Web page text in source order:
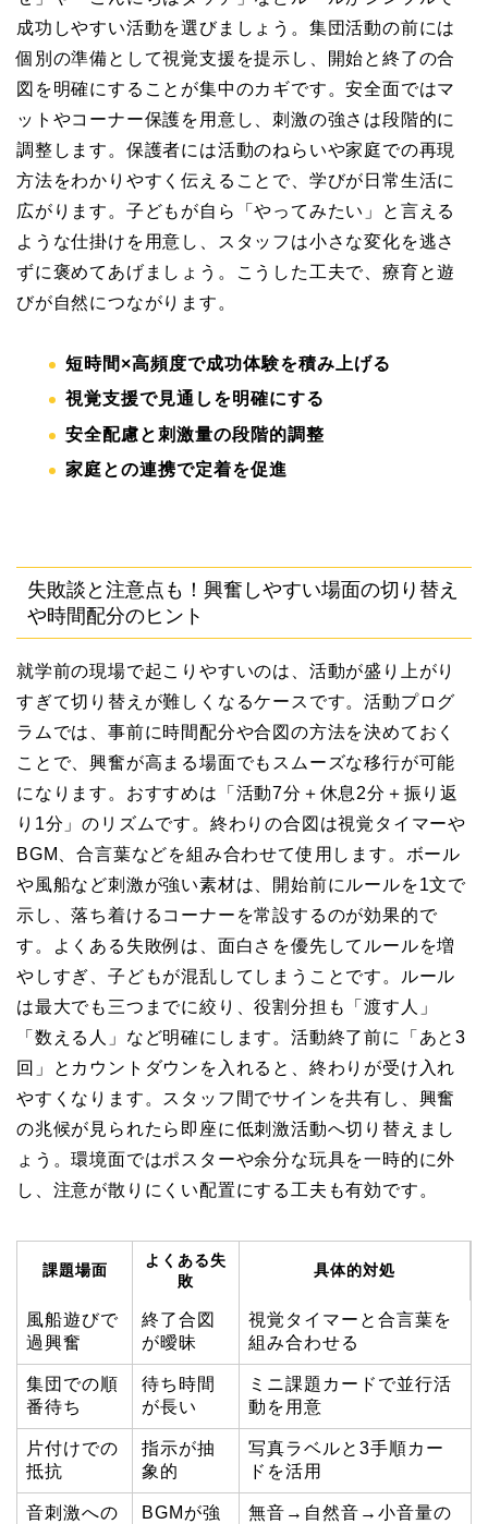
成功しやすい活動を選びましょう。集団活動の前には
個別の準備として視覚支援を提示し、開始と終了の合
図を明確にすることが集中のカギです。安全面ではマ
ットやコーナー保護を用意し、刺激の強さは段階的に
調整します。保護者には活動のねらいや家庭での再現
方法をわかりやすく伝えることで、学びが日常生活に
広がります。子どもが自ら「やってみたい」と言える
ような仕掛けを用意し、スタッフは小さな変化を逃さ
ずに褒めてあげましょう。こうした工夫で、療育と遊
びが自然につながります。
短時間×高頻度で成功体験を積み上げる
視覚支援で見通しを明確にする
安全配慮と刺激量の段階的調整
家庭との連携で定着を促進
失敗談と注意点も！興奮しやすい場面の切り替え
や時間配分のヒント
就学前の現場で起こりやすいのは、活動が盛り上がり
すぎて切り替えが難しくなるケースです。活動プログ
ラムでは、事前に時間配分や合図の方法を決めておく
ことで、興奮が高まる場面でもスムーズな移行が可能
になります。おすすめは「活動7分＋休息2分＋振り返
り1分」のリズムです。終わりの合図は視覚タイマーや
BGM、合言葉などを組み合わせて使用します。ボール
や風船など刺激が強い素材は、開始前にルールを1文で
示し、落ち着けるコーナーを常設するのが効果的で
す。よくある失敗例は、面白さを優先してルールを増
やしすぎ、子どもが混乱してしまうことです。ルール
は最大でも三つまでに絞り、役割分担も「渡す人」
「数える人」など明確にします。活動終了前に「あと3
回」とカウントダウンを入れると、終わりが受け入れ
やすくなります。スタッフ間でサインを共有し、興奮
の兆候が見られたら即座に低刺激活動へ切り替えまし
ょう。環境面ではポスターや余分な玩具を一時的に外
し、注意が散りにくい配置にする工夫も有効です。
課題場面
よくある失
敗
具体的対処
風船遊びで
過興奮
終了合図
が曖昧
視覚タイマーと合言葉を
組み合わせる
集団での順
番待ち
待ち時間
が長い
ミニ課題カードで並行活
動を用意
片付けでの
抵抗
指示が抽
象的
写真ラベルと3手順カー
ドを活用
音刺激への
BGMが強
無音→自然音→小音量の